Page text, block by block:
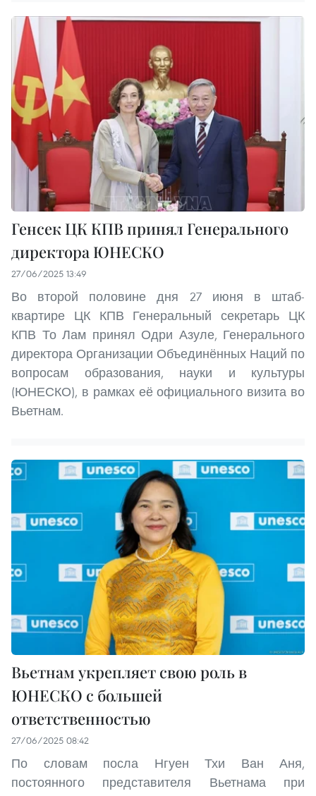
Генсек ЦК КПВ принял Генерального
директора ЮНЕСКО
27/06/2025 13:49
Во второй половине дня 27 июня в штаб-
квартире ЦК КПВ Генеральный секретарь ЦК
КПВ То Лам принял Одри Азуле, Генерального
директора Организации Объединённых Наций по
вопросам образования, науки и культуры
(ЮНЕСКО), в рамках её официального визита во
Вьетнам.
Вьетнам укрепляет свою роль в
ЮНЕСКО с большей
ответственностью
27/06/2025 08:42
По словам посла Нгуен Тхи Ван Аня,
постоянного представителя Вьетнама при